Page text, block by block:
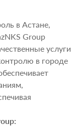
в Астане,
Group
услуги
в городе